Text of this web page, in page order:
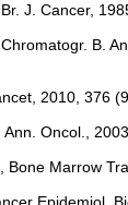
J. Cancer,
B.
2010, 376
Oncol.,
Bone Marrow